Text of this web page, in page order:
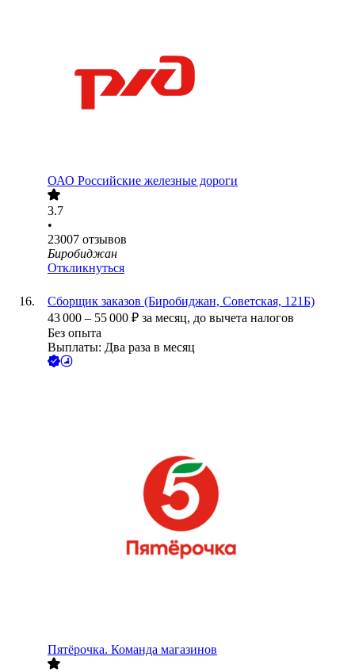
ОАО Российские железные дороги
3.7
•
23007 отзывов
Биробиджан
Откликнуться
Сборщик заказов (Биробиджан, Советская, 121Б)
43 000 – 55 000 ₽ за месяц, до вычета налогов
Без опыта
Выплаты: Два раза в месяц
Пятёрочка. Команда магазинов